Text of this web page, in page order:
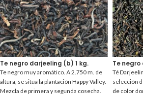
Te negro darjeeling (b) 1 kg.
Te negro muy aromático. A 2.750 m. de
altura, se situa la plantación Happy Valley.
Mezcla de primera y segunda cosecha.
Te
Té
selección
de color